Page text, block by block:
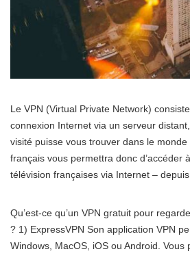
Le VPN (Virtual Private Network)
connexion Internet via un serveur
visité puisse vous trouver dans le monde
français vous permettra donc d’accéder
télévision françaises via Internet – depuis
Qu’est-ce qu’un VPN gratuit pour
? 1) ExpressVPN Son application VPN
Windows, MacOS, iOS ou Android. Vous